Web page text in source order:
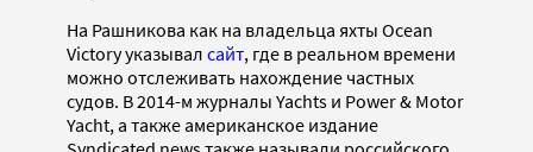
На Рашникова как на владельца яхты Ocean
Victory указывал сайт, где в реальном времени
можно отслеживать нахождение частных
судов. В 2014-м журналы Yachts и Power & Motor
Yacht, а также американское издание